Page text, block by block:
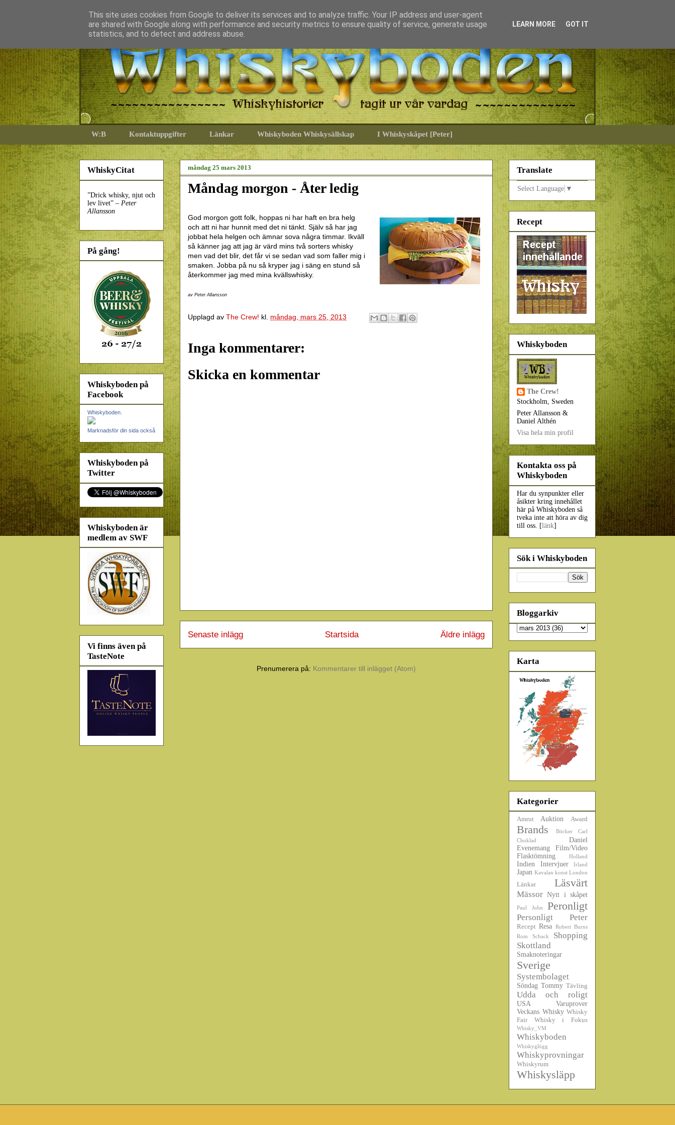
W:B Kontaktuppgifter Länkar Whiskyboden Whiskysällskap I Whiskyskåpet [Peter]
måndag 25 mars 2013
Måndag morgon - Åter ledig
God morgon gott folk, hoppas ni har haft en bra helg
och att ni har hunnit med det ni tänkt. Själv så har jag
jobbat hela helgen och ämnar sova några timmar. Ikväll
så känner jag att jag är värd mins två sorters whisky
men vad det blir, det får vi se sedan vad som faller mig i
smaken. Jobba på nu så kryper jag i säng en stund så
återkommer jag med mina kvällswhisky.
av Peter Allansson
Upplagd av The Crew! kl. måndag, mars 25, 2013
Inga kommentarer:
Skicka en kommentar
Senaste inlägg Äldre inlägg
Startsida
Prenumerera på: Kommentarer till inlägget (Atom)
WhiskyCitat
”Drick whisky, njut och
lev livet” – Peter
Allansson
På gång!
Whiskyboden på
Facebook
Whiskyboden.
Marknadsför din sida också
Whiskyboden på
Twitter
Whiskyboden är
medlem av SWF
Vi finns även på
TasteNote
Translate
Select Language ▼
Recept
Whiskyboden
The Crew!
Stockholm, Sweden
Peter Allansson &
Daniel Althén
Visa hela min profil
Kontakta oss på
Whiskyboden
Har du synpunkter eller
åsikter kring innehållet
här på Whiskyboden så
tveka inte att höra av dig
till oss. [länk]
Sök i Whiskyboden
Bloggarkiv
Karta
Kategorier
Amrut Auktion Award
Brands Böcker
Carl
Choklad
Daniel
Evenemang
Film/Video
Flasktömning
Holland
Indien Intervjuer Irland
Japan Kavalan konst London
Länkar Läsvärt
Mässor Nytt i skåpet
Paul John Peronligt
Personligt Peter
Recept Resa Robert Burns
Rom
Schack
Shopping
Skottland
Smaknoteringar
Sverige
Systembolaget
Söndag Tommy Tävling
Udda och roligt
USA
Varuprover
Veckans Whisky Whisky
Fair
Whisky i Fokus
Whisky_VM
Whiskyboden
Whiskyglögg
Whiskyprovningar
Whiskyrum
Whiskysläpp
This site uses cookies from Google to deliver its services and to analyze traffic. Your IP address and user-agent
are shared with Google along with performance and security metrics to ensure quality of service, generate usage
statistics, and to detect and address abuse.
LEARN MORE GOT IT